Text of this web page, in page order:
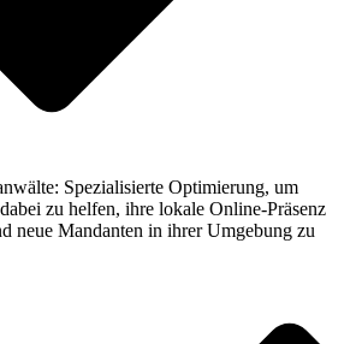
Spezialisierte Optimierung, um
zu helfen, ihre lokale Online-Präsenz
neue Mandanten in ihrer Umgebung zu